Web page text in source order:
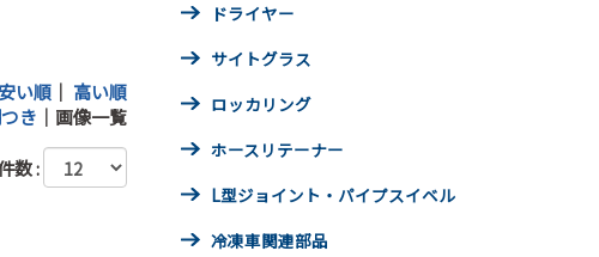
い順｜ 高い順
き ｜ 画像一覧
数 :
ドライヤー
サイトグラス
ロッカリング
ホースリテーナー
L型ジョイント・パイプスイベル
冷凍車関連部品